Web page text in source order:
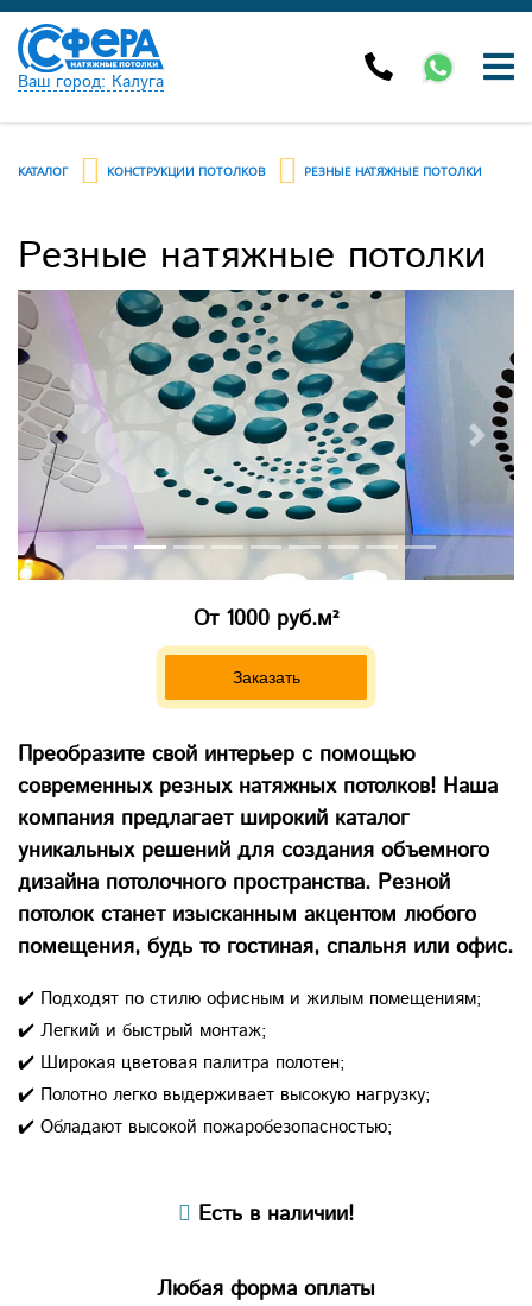
Ваш город: Калуга
КАТАЛОГ КОНСТРУКЦИИ ПОТОЛКОВ РЕЗНЫЕ НАТЯЖНЫЕ ПОТОЛКИ
Резные натяжные потолки
Previous Next
От 1000 руб.м²
Заказать
Преобразите свой интерьер с помощью
современных резных натяжных потолков! Наша
компания предлагает широкий каталог
уникальных решений для создания объемного
дизайна потолочного пространства. Резной
потолок станет изысканным акцентом любого
помещения, будь то гостиная, спальня или офис.
✔️ Подходят по стилю офисным и жилым помещениям;
✔️ Легкий и быстрый монтаж;
✔️ Широкая цветовая палитра полотен;
✔️ Полотно легко выдерживает высокую нагрузку;
✔️ Обладают высокой пожаробезопасностью;
Есть в наличии!
Любая форма оплаты